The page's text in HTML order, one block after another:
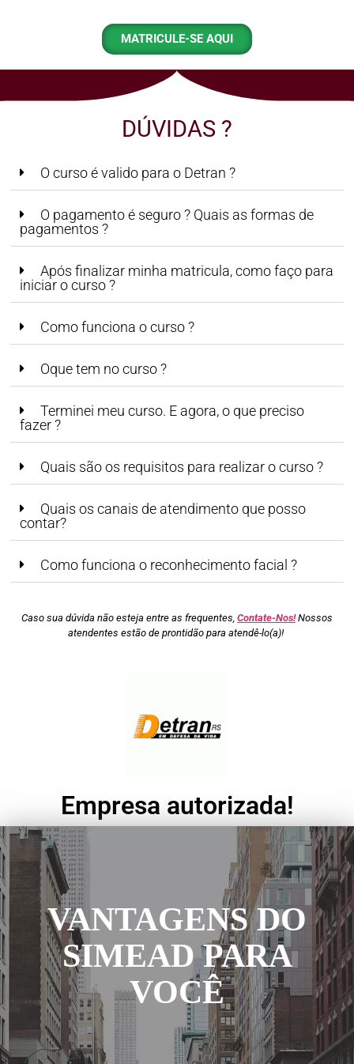
MATRICULE-SE AQUI
DÚVIDAS ?
O curso é valido para o Detran ?
O pagamento é seguro ? Quais as formas de
pagamentos ?
Após finalizar minha matricula, como faço para
iniciar o curso ?
Como funciona o curso ?
Oque tem no curso ?
Terminei meu curso. E agora, o que preciso
fazer ?
Quais são os requisitos para realizar o curso ?
Quais os canais de atendimento que posso
contar?
Como funciona o reconhecimento facial ?
Caso sua dúvida não esteja entre as frequentes, Contate-Nos!Nossos
atendentes estão de prontidão para atendê-lo(a)!
Empresa autorizada!
VANTAGENS DO
SIMEAD PARA
VOCÊ